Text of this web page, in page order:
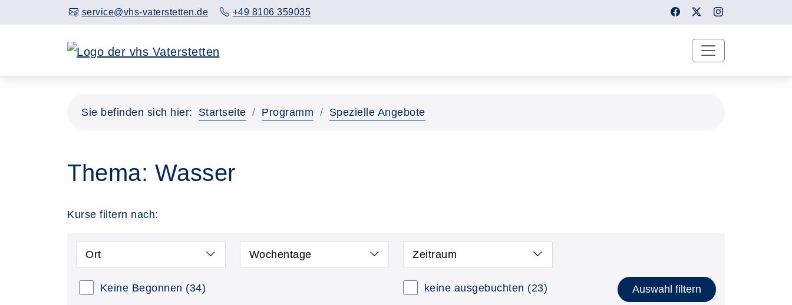
service@vhs-vaterstetten.de +49 8106 359035
Sie befinden sich hier: Startseite Programm Spezielle Angebote
Thema: Wasser
Kurse filtern nach:
Ort Wochentage Zeitraum
Keine Begonnen (34) keine ausgebuchten (23) Auswahl filtern